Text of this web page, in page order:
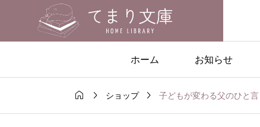
ホーム お知らせ
本 おすすめの絵本
  ショップ  子どもが変わる父のひと言